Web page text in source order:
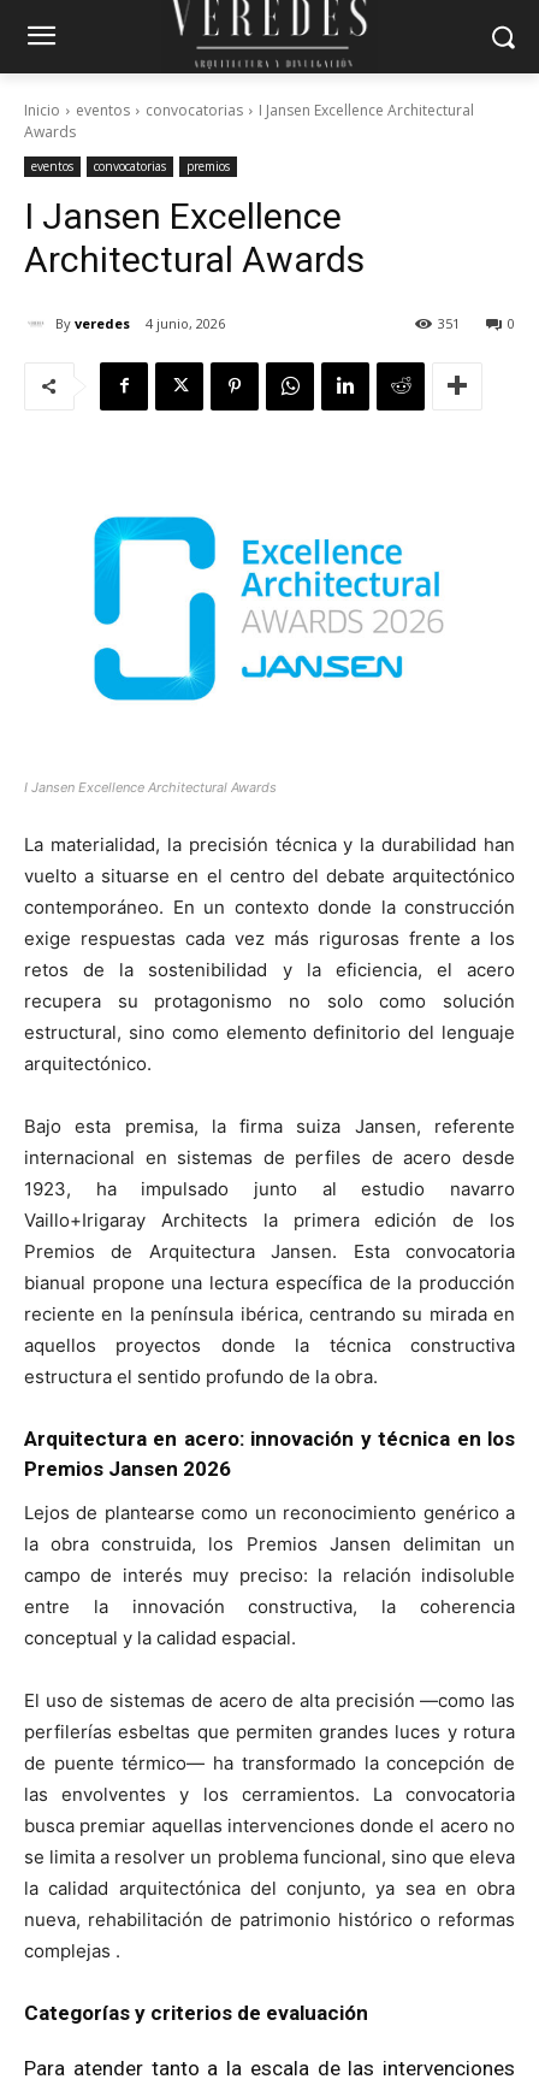
Inicio eventos convocatorias
I Jansen Excellence Architectural
Awards
eventos convocatorias premios
I Jansen Excellence
Architectural Awards
By veredes 4 junio, 2026 0
351
I Jansen Excellence Architectural Awards
La materialidad, la precisión técnica y la durabilidad han
vuelto a situarse en el centro del debate arquitectónico
contemporáneo. En un contexto donde la construcción
exige respuestas cada vez más rigurosas frente a los
retos de la sostenibilidad y la eficiencia, el acero
recupera su protagonismo no solo como solución
estructural, sino como elemento definitorio del lenguaje
arquitectónico.
Bajo esta premisa, la firma suiza Jansen, referente
internacional en sistemas de perfiles de acero desde
1923, ha impulsado junto al estudio navarro
Vaillo+Irigaray Architects la primera edición de los
Premios de Arquitectura Jansen. Esta convocatoria
bianual propone una lectura específica de la producción
reciente en la península ibérica, centrando su mirada en
aquellos proyectos donde la técnica constructiva
estructura el sentido profundo de la obra.
Arquitectura en acero: innovación y técnica en los
Premios Jansen 2026
Lejos de plantearse como un reconocimiento genérico a
la obra construida, los Premios Jansen delimitan un
campo de interés muy preciso: la relación indisoluble
entre la innovación constructiva, la coherencia
conceptual y la calidad espacial.
El uso de sistemas de acero de alta precisión —como las
perfilerías esbeltas que permiten grandes luces y rotura
de puente térmico— ha transformado la concepción de
las envolventes y los cerramientos. La convocatoria
busca premiar aquellas intervenciones donde el acero no
se limita a resolver un problema funcional, sino que eleva
la calidad arquitectónica del conjunto, ya sea en obra
nueva, rehabilitación de patrimonio histórico o reformas
complejas .
Categorías y criterios de evaluación
Para atender tanto a la escala de las intervenciones